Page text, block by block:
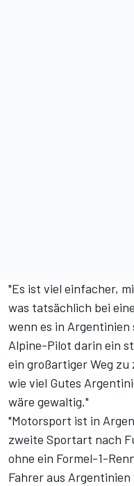
"Es ist viel einfacher,
was tatsächlich bei
wenn es in
Alpine-Pilot darin ein
ein großartiger Weg zu
wie viel Gutes
wäre gewaltig."
"Motorsport ist in
zweite Sportart nach
ohne ein Formel-1-
Fahrer aus